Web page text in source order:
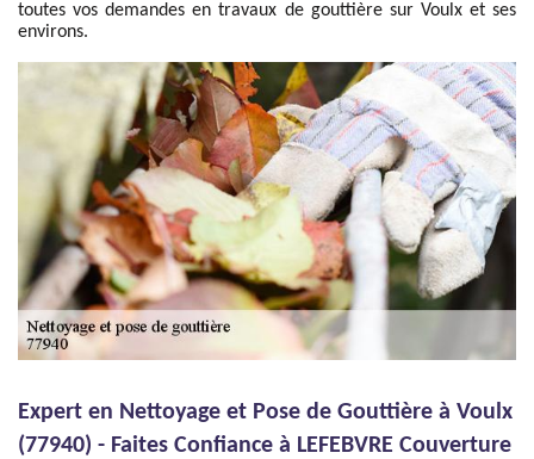
toutes vos demandes en travaux de gouttière sur Voulx et ses
environs.
Expert en Nettoyage et Pose de Gouttière à Voulx
(77940) - Faites Confiance à LEFEBVRE Couverture